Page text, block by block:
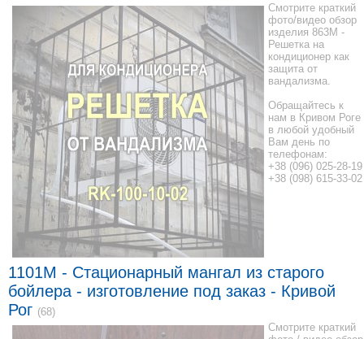
Смотрите краткий
фото/видео обзор
изделия 863M -
Решетка на
кондиционер как
защита от
вандализма.
Обращайтесь к
нам в Кривом Роге
в любой удобный
Вам день по
телефонам:
+38 (096) 025-28-19
+38 (098) 615-33-02
1101M - Стационарный мангал из старого
бойлера - изготовление под заказ - Кривой
Рог (68)
Смотрите краткий